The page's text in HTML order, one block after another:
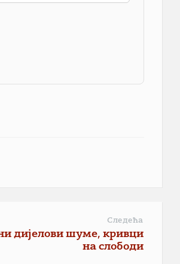
Следећа
дијелови шуме, кривци
на слободи